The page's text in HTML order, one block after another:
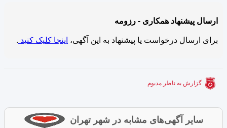
ارسال پیشنهاد همکاری - رزومه
برای ارسال درخواست یا پیشنهاد به این آگهی، اینجا کلیک کنید .
گزارش به ناظر مدبوم
سایر آگهی‌های مشابه در شهر تهران